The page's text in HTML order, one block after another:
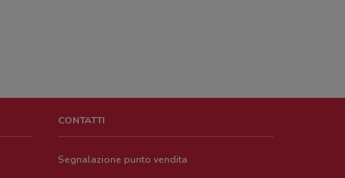
CONTATTI
Segnalazione punto vendita